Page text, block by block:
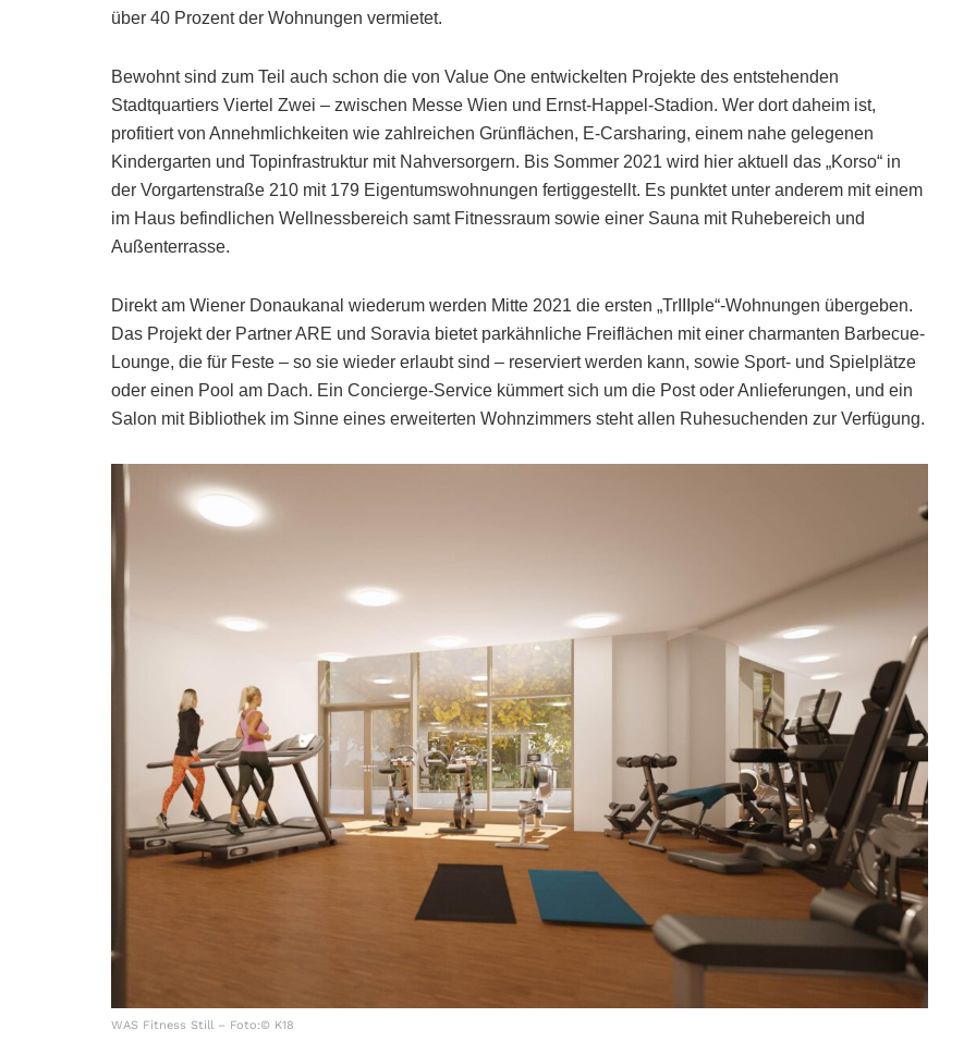
über 40 Prozent der Wohnungen vermietet.
Bewohnt sind zum Teil auch schon die von Value One entwickelten Projekte des entstehenden
Stadtquartiers Viertel Zwei – zwischen Messe Wien und Ernst-Happel-Stadion. Wer dort daheim ist,
profitiert von Annehmlichkeiten wie zahlreichen Grünflächen, E-Carsharing, einem nahe gelegenen
Kindergarten und Topinfrastruktur mit Nahversorgern. Bis Sommer 2021 wird hier aktuell das „Korso“ in
der Vorgartenstraße 210 mit 179 Eigentumswohnungen fertiggestellt. Es punktet unter anderem mit einem
im Haus befindlichen Wellnessbereich samt Fitnessraum sowie einer Sauna mit Ruhebereich und
Außenterrasse.
Direkt am Wiener Donaukanal wiederum werden Mitte 2021 die ersten „TrIIIple“-Wohnungen übergeben.
Das Projekt der Partner ARE und Soravia bietet parkähnliche Freiflächen mit einer charmanten Barbecue-
Lounge, die für Feste – so sie wieder erlaubt sind – reserviert werden kann, sowie Sport- und Spielplätze
oder einen Pool am Dach. Ein Concierge-Service kümmert sich um die Post oder Anlieferungen, und ein
Salon mit Bibliothek im Sinne eines erweiterten Wohnzimmers steht allen Ruhesuchenden zur Verfügung.
WAS Fitness Still – Foto:© K18